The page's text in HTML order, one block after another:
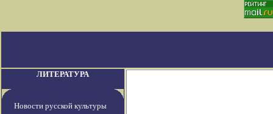
ЛИТЕРАТУРА
Новости русской культуры